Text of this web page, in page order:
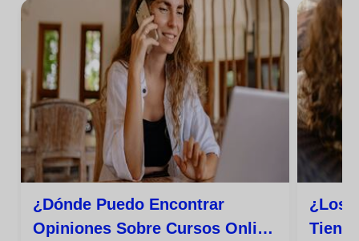
¿dónde Puedo Encontrar
Opiniones Sobre Cursos Online
¿los